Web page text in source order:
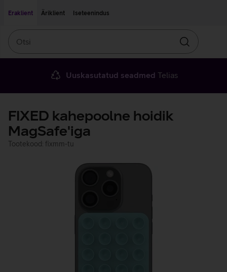
Eraklient
Äriklient Iseteenindus
Otsin
Uuskasutatud seadmed Telias
FIXED kahepoolne hoidik
MagSafe'iga
Tootekood: fixmm-tu